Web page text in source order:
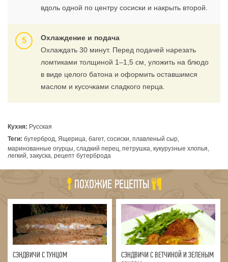
вдоль одной по центру сосиски и накрыть второй.
Охлаждение и подача
Охлаждать 30 минут. Перед подачей нарезать
ломтиками толщиной 1–1,5 см, уложить на блюдо
в виде целого батона и оформить оставшимся
маслом и кусочками сладкого перца.
Кухня: Русская
Теги: бутерброд, Ящерица, багет, сосиски, плавленый сыр,
маринованные огурцы, сладкий перец, петрушка, кукурузные хлопья,
легкий, закуска, рецепт бутерброда
ПОХОЖИЕ РЕЦЕПТЫ
СЭНДВИЧИ С ТУНЦОМ
СЭНДВИЧИ С ВЕТЧИНОЙ И ЗЕЛЕНЫМ